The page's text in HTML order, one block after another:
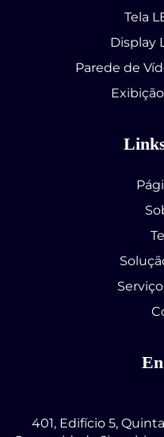
Tela
Display
Parede de
401, Edifício 5,